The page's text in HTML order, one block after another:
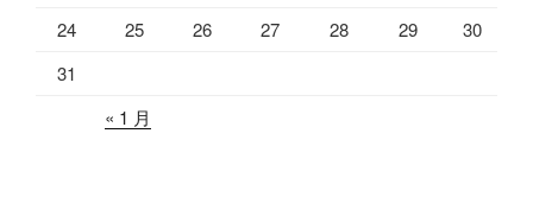
24
25 26 27 28 29
30
31
« 1 月